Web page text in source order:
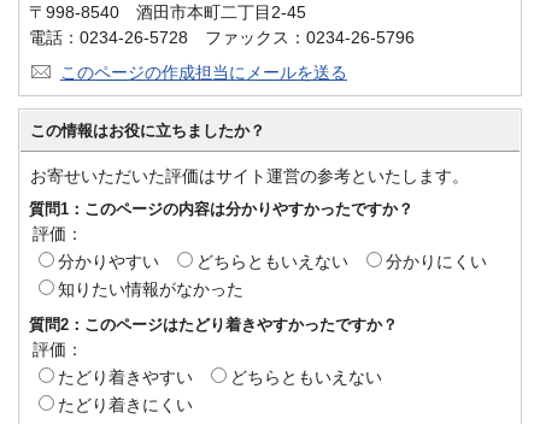
〒998-8540 酒田市本町二丁目2-45
電話：0234-26-5728 ファックス：0234-26-5796
このページの作成担当にメールを送る
この情報はお役に立ちましたか？
お寄せいただいた評価はサイト運営の参考といたします。
質問1：このページの内容は分かりやすかったですか？
評価：
分かりやすい
どちらともいえない
分かりにくい
知りたい情報がなかった
質問2：このページはたどり着きやすかったですか？
評価：
たどり着きやすい
どちらともいえない
たどり着きにくい